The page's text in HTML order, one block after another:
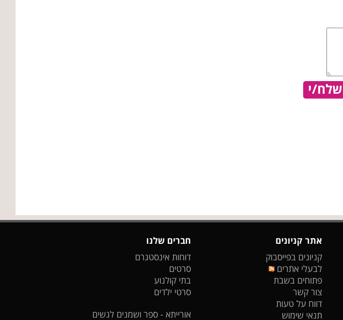
שלח/י
אתר קניונים
קניונים בפייסבוק
לבעלי אתרים
פתוחים בשבת
צור קשר
דווח על טעות
תנאי שימוש
חברים שלנו
דוחות אינסטגרם
סרטים
בתי קולנוע
סרטי ילדים
אורייתא - ספר ושמנים לנשים